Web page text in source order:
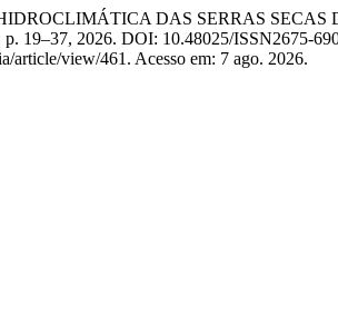
DAS SERRAS
p. 19–37, 2026. DOI: 10.48025/ISSN2675-
article/view/461. Acesso em: 7 ago. 2026.